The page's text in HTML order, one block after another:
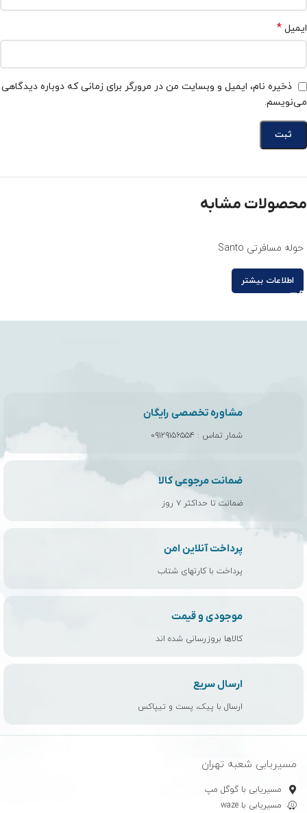
ایمیل *
ذخیره نام، ایمیل و وبسایت من در مرورگر برای زمانی که دوباره دیدگاهی
می‌نویسم.
محصولات مشابه
حوله مسافرتی Santo
اطلاعات بیشتر
مشاوره تخصصی رایگان
شمار تماس : ۰۹۱۲۹۱۵۶۵۵۴
ضمانت مرجوعی کالا
ضمانت تا حداکثر ۷ روز
پرداخت آنلاین امن
پرداخت با کارتهای شتاب
موجودی و قیمت
کالاها بروزرسانی شده اند
ارسال سریع
ارسال با پیک، پست و تیپاکس
مسیربابی شعبه تهران
مسیریابی با گوگل مپ
مسیریابی با waze